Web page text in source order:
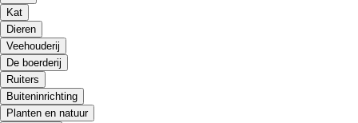
Kat
Dieren
Veehouderij
De boerderij
Ruiters
Buiteninrichting
Planten en natuur